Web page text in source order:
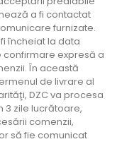
a fi contactat
furnizate.
încheiat la data
confirmare expresă a
În această
de livrare al
DZC va procesa
3 zile lucrătoare,
comenzii,
să fie comunicat